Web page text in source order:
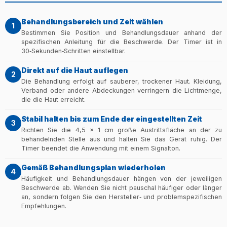
1 Behandlungsbereich und Zeit wählen
Bestimmen Sie Position und Behandlungsdauer anhand der
spezifischen Anleitung für die Beschwerde. Der Timer ist in
30‑Sekunden‑Schritten einstellbar.
2 Direkt auf die Haut auflegen
Die Behandlung erfolgt auf sauberer, trockener Haut. Kleidung,
Verband oder andere Abdeckungen verringern die Lichtmenge,
die die Haut erreicht.
3 Stabil halten bis zum Ende der eingestellten Zeit
Richten Sie die 4,5 × 1 cm große Austrittsfläche an der zu
behandelnden Stelle aus und halten Sie das Gerät ruhig. Der
Timer beendet die Anwendung mit einem Signalton.
4 Gemäß Behandlungsplan wiederholen
Häufigkeit und Behandlungsdauer hängen von der jeweiligen
Beschwerde ab. Wenden Sie nicht pauschal häufiger oder länger
an, sondern folgen Sie den Hersteller‑ und problemspezifischen
Empfehlungen.